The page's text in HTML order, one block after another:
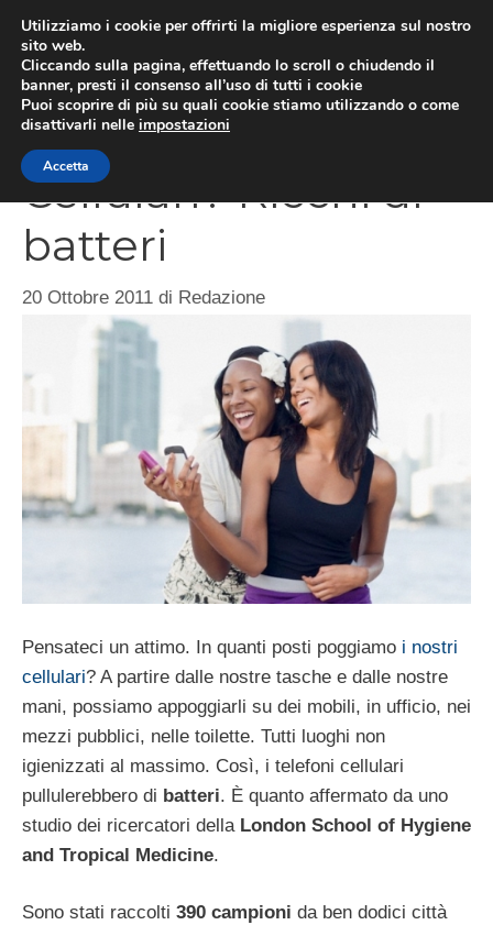
contenuto
Cellulari? Ricchi di
batteri
20 Ottobre 2011 di Redazione
Pensateci un attimo. In quanti posti poggiamo i nostri
cellulari? A partire dalle nostre tasche e dalle nostre
mani, possiamo appoggiarli su dei mobili, in ufficio, nei
mezzi pubblici, nelle toilette. Tutti luoghi non
igienizzati al massimo. Così, i telefoni cellulari
pullulerebbero di batteri. È quanto affermato da uno
studio dei ricercatori della London School of Hygiene
and Tropical Medicine.
Sono stati raccolti 390 campioni da ben dodici città
Utilizziamo i cookie per offrirti la migliore esperienza sul nostro
sito web.
Cliccando sulla pagina, effettuando lo scroll o chiudendo il
banner, presti il consenso all’uso di tutti i cookie
Puoi scoprire di più su quali cookie stiamo utilizzando o come
disattivarli nelle impostazioni
Accetta